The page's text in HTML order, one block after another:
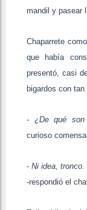
mandil y pasear
Chaparrete
que había
presentó, casi
bigardos con
- ¿De qué son
curioso comensal.
-Ni idea,
-respondió el